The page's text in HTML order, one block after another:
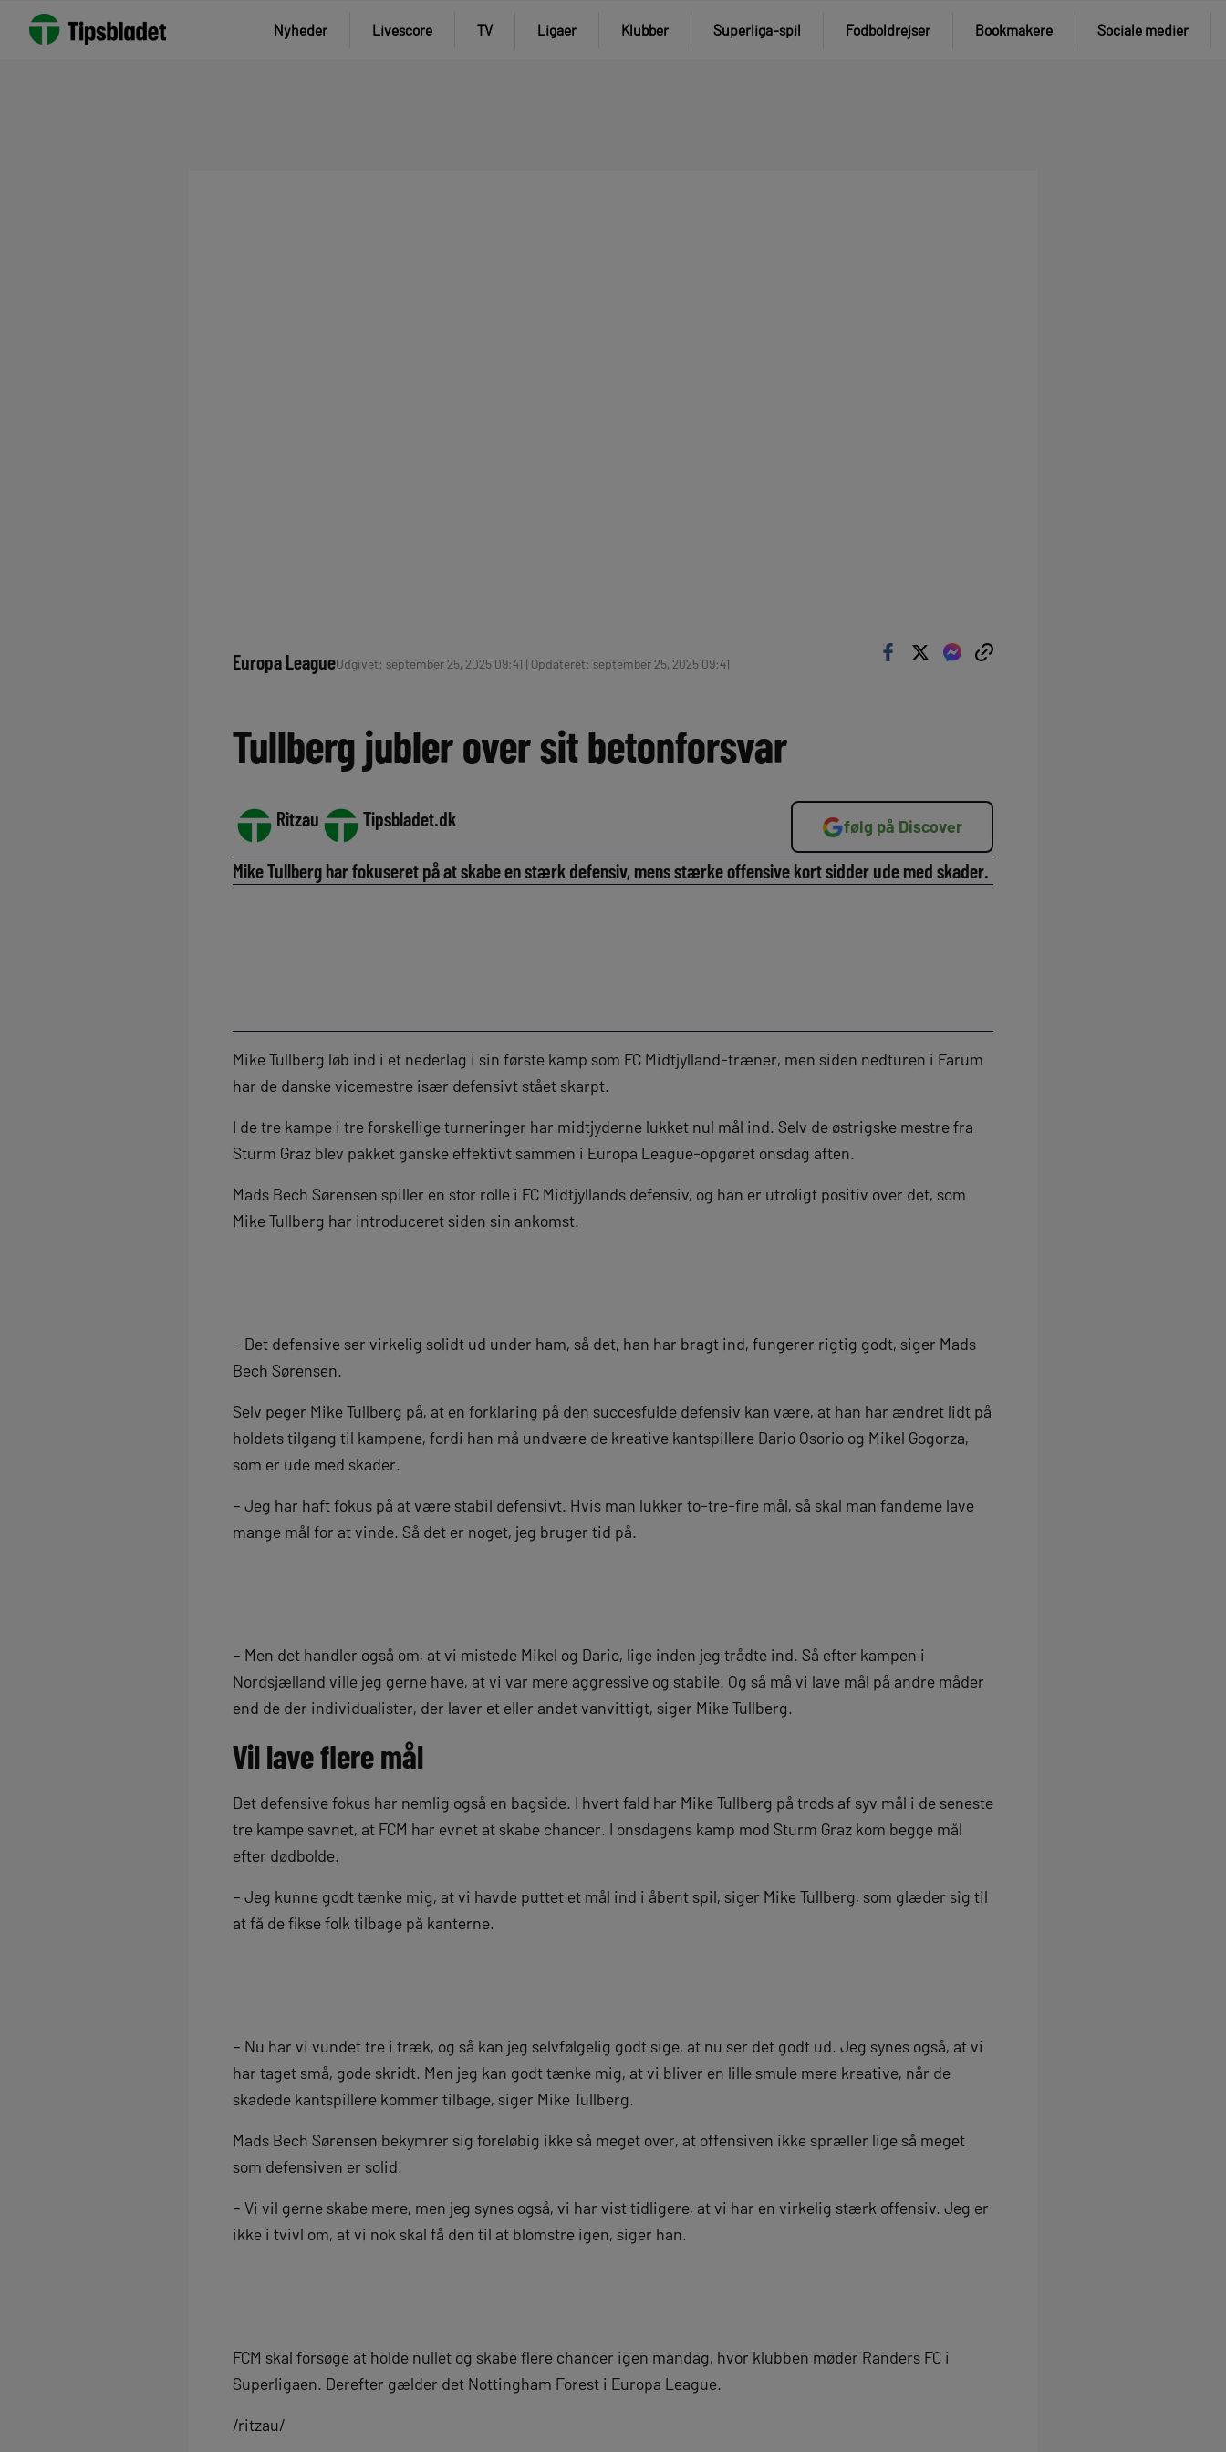
Nyheder Livescore TV Ligaer Klubber Superliga-spil Fodboldrejser Bookmakere Sociale medier
Europa LeagueUdgivet: september 25, 2025 09:41 | Opdateret: september 25, 2025 09:41
Tullberg jubler over sit betonforsvar
Ritzau Tipsbladet.dk følg på Discover
Mike Tullberg har fokuseret på at skabe en stærk defensiv, mens stærke offensive kort sidder ude med skader.
Mike Tullberg løb ind i et nederlag i sin første kamp som FC Midtjylland-træner, men siden nedturen i Farum
har de danske vicemestre især defensivt stået skarpt.
I de tre kampe i tre forskellige turneringer har midtjyderne lukket nul mål ind. Selv de østrigske mestre fra
Sturm Graz blev pakket ganske effektivt sammen i Europa League-opgøret onsdag aften.
Mads Bech Sørensen spiller en stor rolle i FC Midtjyllands defensiv, og han er utroligt positiv over det, som
Mike Tullberg har introduceret siden sin ankomst.
– Det defensive ser virkelig solidt ud under ham, så det, han har bragt ind, fungerer rigtig godt, siger Mads
Bech Sørensen.
Selv peger Mike Tullberg på, at en forklaring på den succesfulde defensiv kan være, at han har ændret lidt på
holdets tilgang til kampene, fordi han må undvære de kreative kantspillere Dario Osorio og Mikel Gogorza,
som er ude med skader.
– Jeg har haft fokus på at være stabil defensivt. Hvis man lukker to-tre-fire mål, så skal man fandeme lave
mange mål for at vinde. Så det er noget, jeg bruger tid på.
– Men det handler også om, at vi mistede Mikel og Dario, lige inden jeg trådte ind. Så efter kampen i
Nordsjælland ville jeg gerne have, at vi var mere aggressive og stabile. Og så må vi lave mål på andre måder
end de der individualister, der laver et eller andet vanvittigt, siger Mike Tullberg.
Vil lave flere mål
Det defensive fokus har nemlig også en bagside. I hvert fald har Mike Tullberg på trods af syv mål i de seneste
tre kampe savnet, at FCM har evnet at skabe chancer. I onsdagens kamp mod Sturm Graz kom begge mål
efter dødbolde.
– Jeg kunne godt tænke mig, at vi havde puttet et mål ind i åbent spil, siger Mike Tullberg, som glæder sig til
at få de fikse folk tilbage på kanterne.
– Nu har vi vundet tre i træk, og så kan jeg selvfølgelig godt sige, at nu ser det godt ud. Jeg synes også, at vi
har taget små, gode skridt. Men jeg kan godt tænke mig, at vi bliver en lille smule mere kreative, når de
skadede kantspillere kommer tilbage, siger Mike Tullberg.
Mads Bech Sørensen bekymrer sig foreløbig ikke så meget over, at offensiven ikke spræller lige så meget
som defensiven er solid.
– Vi vil gerne skabe mere, men jeg synes også, vi har vist tidligere, at vi har en virkelig stærk offensiv. Jeg er
ikke i tvivl om, at vi nok skal få den til at blomstre igen, siger han.
FCM skal forsøge at holde nullet og skabe flere chancer igen mandag, hvor klubben møder Randers FC i
Superligaen. Derefter gælder det Nottingham Forest i Europa League.
/ritzau/